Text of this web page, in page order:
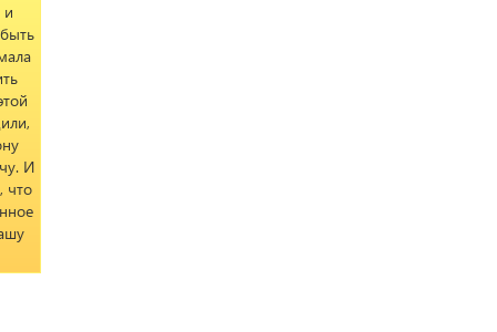
и
И
что